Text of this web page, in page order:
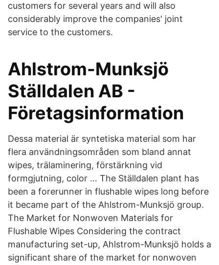
customers for several years and will also
considerably improve the companies' joint
service to the customers.
Ahlstrom-Munksjö
Ställdalen AB -
Företagsinformation
Dessa material är syntetiska material som har
flera användningsområden som bland annat
wipes, trälaminering, förstärkning vid
formgjutning, color … The Ställdalen plant has
been a forerunner in flushable wipes long before
it became part of the Ahlstrom-Munksjö group.
The Market for Nonwoven Materials for
Flushable Wipes Considering the contract
manufacturing set-up, Ahlstrom-Munksjö holds a
significant share of the market for nonwoven